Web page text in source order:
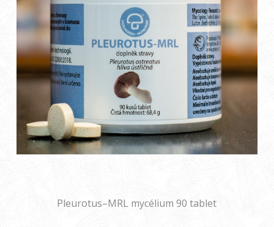
Pleurotus–MRL mycélium 90 tablet